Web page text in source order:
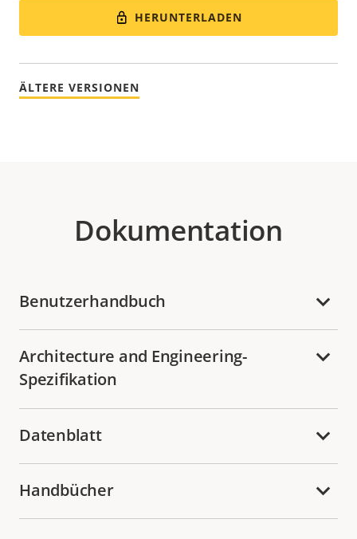
HERUNTERLADEN
ÄLTERE VERSIONEN
Dokumentation
Benutzerhandbuch
Architecture and Engineering-
Spezifikation
Datenblatt
Handbücher